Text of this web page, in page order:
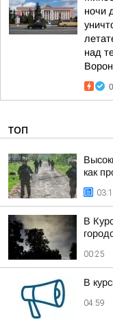
ночи
над
ТОП
как
В
00:25
В
04:59